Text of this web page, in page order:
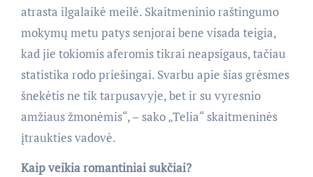
atrasta ilgalaikė meilė. Skaitmeninio raštingumo
mokymų metu patys senjorai bene visada teigia,
kad jie tokiomis aferomis tikrai neapsigaus, tačiau
statistika rodo priešingai. Svarbu apie šias grėsmes
šnekėtis ne tik tarpusavyje, bet ir su vyresnio
amžiaus žmonėmis“, – sako „Telia“ skaitmeninės
įtraukties vadovė.
Kaip veikia romantiniai sukčiai?